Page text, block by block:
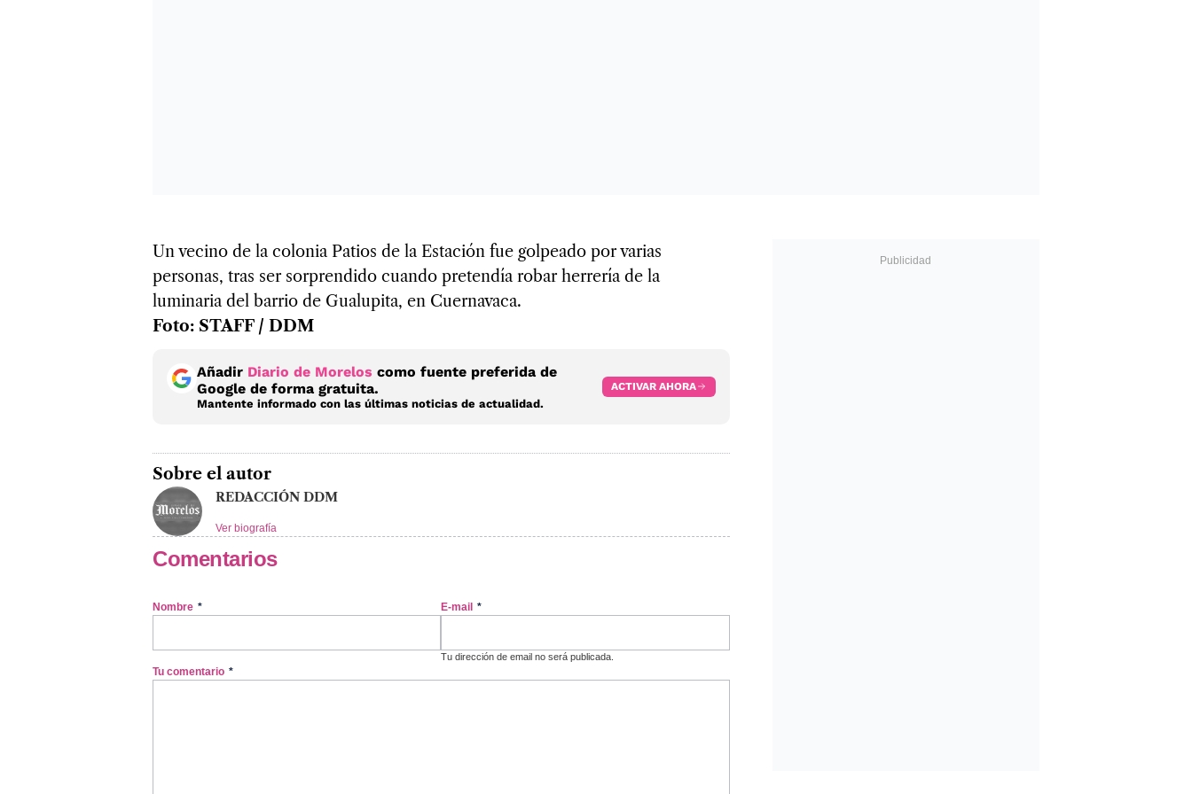
Un vecino de la colonia Patios de la Estación fue golpeado por varias
personas, tras ser sorprendido cuando pretendía robar herrería de la
luminaria del barrio de Gualupita, en Cuernavaca.
Foto: STAFF / DDM
Añadir Diario de Morelos como fuente preferida de
Google de forma gratuita.
Mantente informado con las últimas noticias de actualidad.
ACTIVAR AHORA
Sobre el autor
REDACCIÓN DDM
Ver biografía
Comentarios
Nombre * E-mail *
Tu dirección de email no será publicada.
Tu comentario *